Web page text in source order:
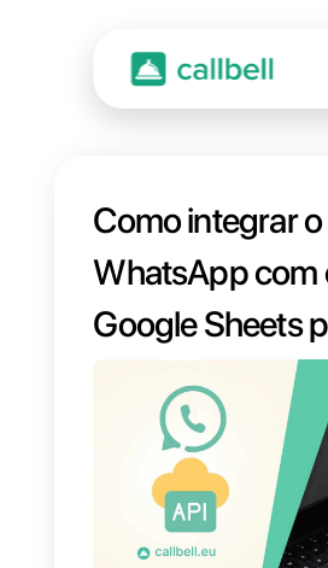
Como
WhatsApp
Google
criar